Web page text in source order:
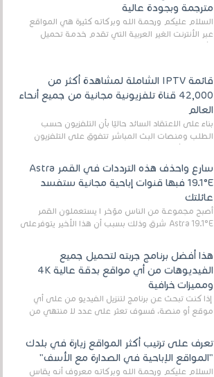
مترجمة وبجودة عالية
السلام عليكم ورحمة الله وبركاته كثيرة هي المواقع
عبر الأنترنت الغير العربية التي تقدم خدمة تحميل
الأفلام على التورنت ، ومعظم هذه المواقع ل...
قائمة IPTV الشاملة لمشاهدة أكثر من
42,000 قناة تلفزيونية مجانية من جميع أنحاء
العالم
بناءً على الاعتقاد السائد حاليًا بأن التلفزيون حسب
الطلب ومنصات البث المباشر تتفوق على التلفزيون
الرقمي الأرضي التقليدي، يُعدّ IPTV-org خيار...
سارع واحذف هذه الترددات في القمر Astra
19.1°E فبها قنوات إباحية مجانية ستفسد
عائلتك
أصبح مجموعة من الناس مؤخر ا يستعملون القمر
Astra 19.1°E شرق وذلك بسبب أن هذا الأخير يتوفرعلى
هذا أفضل برنامج جربته لتحميل جميع
الفيديوهات من أي مواقع بدقة عالية 4K
ومميزات خرافية
إذا كنت تبحث عن برنامج لتنزيل الفيديو من على أي
موقع أو منصة، فسوف تعثر على عدد لا منتهي من
تعرف على ترتيب أكثر المواقع زيارة في بلدك
"المواقع الإباحية في الصدارة مع الأسف"
السلام عليكم ورحمة الله وبركاته معروف أنه يقاس